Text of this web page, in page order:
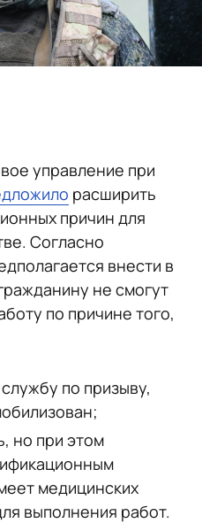
управление при
расширить
причин для
Согласно
внести в
не смогут
по причине того,
по призыву,
но при этом
медицинских
выполнения работ.